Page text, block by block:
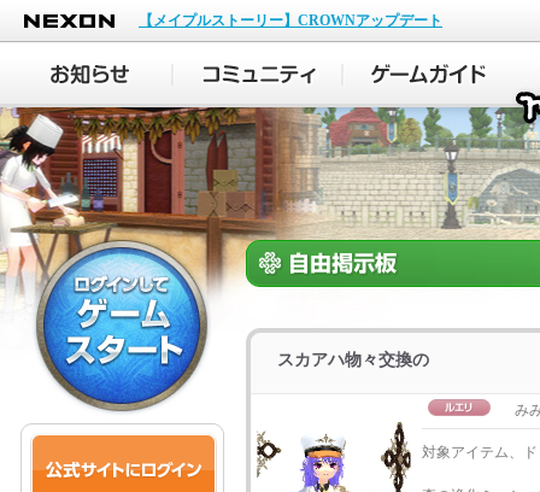
NEXON
【メイプルストーリー】CROWNアップデート
スカアハ物々交換の
み
対象アイテム、